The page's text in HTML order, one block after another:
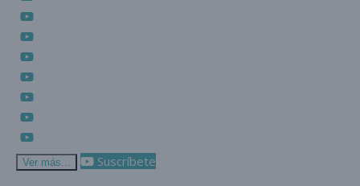
Ver más... Suscríbete